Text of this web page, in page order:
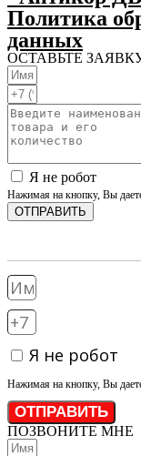
Политика
данных
ОСТАВЬТЕ
Я не робот
Нажимая на кнопку, Вы
ОТПРАВИТЬ
Я не робот
Нажимая на кнопку, Вы
ОТПРАВИТЬ
ПОЗВОНИТЕ МНЕ